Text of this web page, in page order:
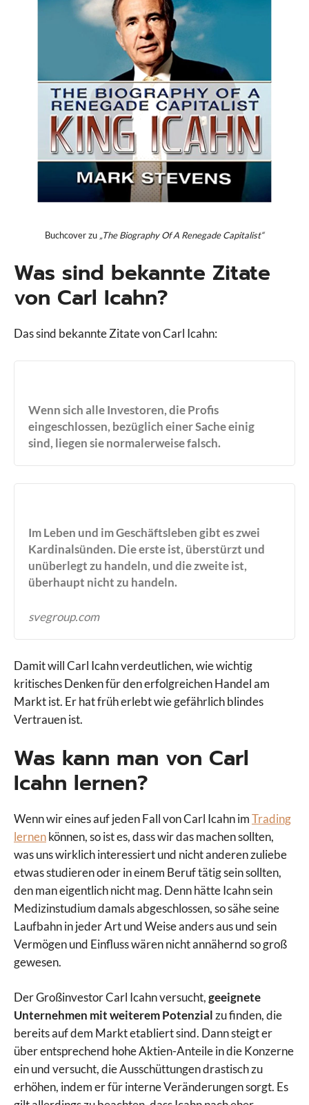
Buchcover zu „The Biography Of A Renegade Capitalist“
Was sind bekannte Zitate
von Carl Icahn?
Das sind bekannte Zitate von Carl Icahn:
Wenn sich alle Investoren, die Profis
eingeschlossen, bezüglich einer Sache einig
sind, liegen sie normalerweise falsch.
Im Leben und im Geschäftsleben gibt es zwei
Kardinalsünden. Die erste ist, überstürzt und
unüberlegt zu handeln, und die zweite ist,
überhaupt nicht zu handeln.
svegroup.com
Damit will Carl Icahn verdeutlichen, wie wichtig
kritisches Denken für den erfolgreichen Handel am
Markt ist. Er hat früh erlebt wie gefährlich blindes
Vertrauen ist.
Was kann man von Carl
Icahn lernen?
Wenn wir eines auf jeden Fall von Carl Icahn imTrading
lernenkönnen, so ist es, dass wir das machen sollten,
was uns wirklich interessiert und nicht anderen zuliebe
etwas studieren oder in einem Beruf tätig sein sollten,
den man eigentlich nicht mag. Denn hätte Icahn sein
Medizinstudium damals abgeschlossen, so sähe seine
Laufbahn in jeder Art und Weise anders aus und sein
Vermögen und Einfluss wären nicht annähernd so groß
gewesen.
Der Großinvestor Carl Icahn versucht,geeignete
Unternehmen mit weiterem Potenzialzu finden, die
bereits auf dem Markt etabliert sind. Dann steigt er
über entsprechend hohe Aktien-Anteile in die Konzerne
ein und versucht, die Ausschüttungen drastisch zu
erhöhen, indem er für interne Veränderungen sorgt. Es